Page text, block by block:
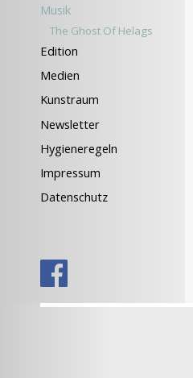
Musik
The Ghost Of Helags
Edition
Medien
Kunstraum
Newsletter
Hygieneregeln
Impressum
Datenschutz